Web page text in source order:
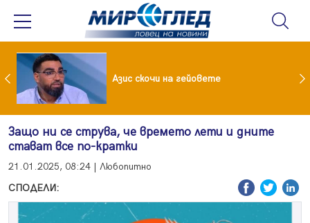
във фейсбук и инстаграм за непълнолетни Азис скочи на гейовете
Защо ни се струва, че времето лети и дните
стават все по-кратки
21.01.2025, 08:24 | Любопитно
СПОДЕЛИ: